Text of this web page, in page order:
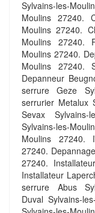
Sylvains-les-
Moulins 27240.
Moulins 27240.
Moulins 27240.
Moulins 27240.
Moulins 27240.
Depanneur
serrure Geze
serrurier Metalux
Sevax Sylvains-
Sylvains-les-
Moulins 27240.
27240.
27240.
Installateur
serrure Abus
Duval Sylvains-